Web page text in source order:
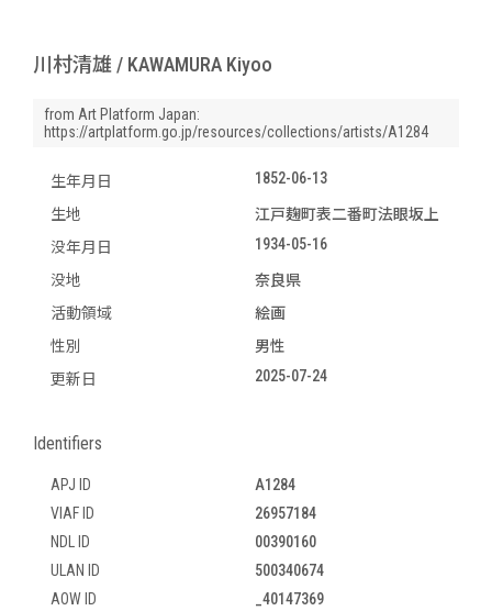
川村清雄 / KAWAMURA Kiyoo
from Art Platform Japan:
https://artplatform.go.jp/resources/collections/artists/A1284
生年月日 1852-06-13
生地
江戸麹町表二番町法眼坂上
没年月日
1934-05-16
没地
奈良県
活動領域
絵画
性別
男性
更新日
2025-07-24
Identifiers
APJ ID
A1284
VIAF ID
26957184
NDL ID
00390160
ULAN ID
500340674
AOW ID
_40147369